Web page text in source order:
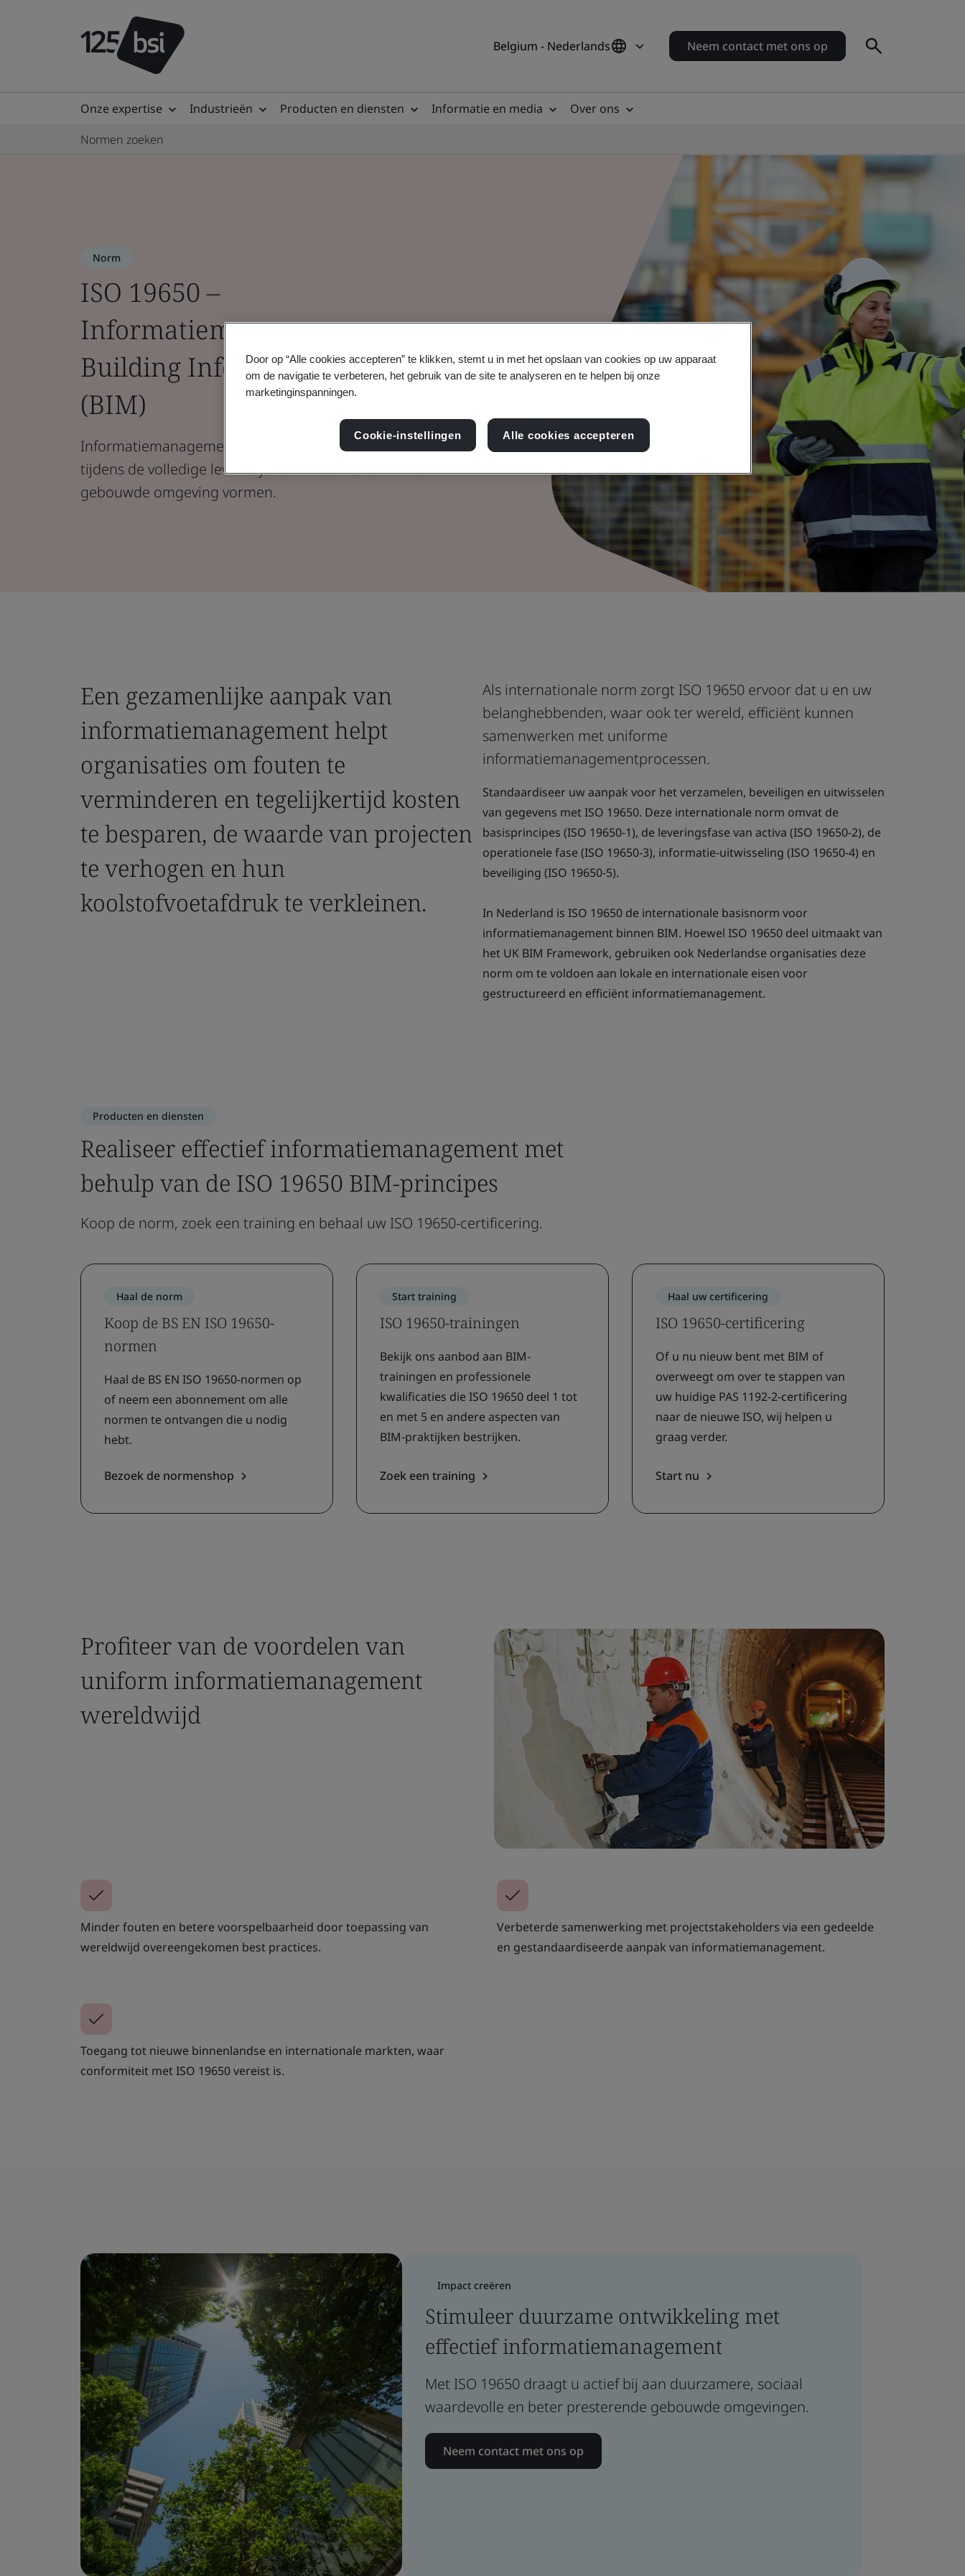
Belgium - Nederlands Neem contact met ons op
Onze expertise Industrieën Producten en diensten Informatie en media
Over ons
Normen zoeken
Norm
ISO 19650 –
Informatiemanagement met
Building Information Modelling
(BIM)
Informatiemanagement ondersteunt betere besluitvorming
tijdens de volledige levenscyclus van de activa die de
gebouwde omgeving vormen.
Een gezamenlijke aanpak van
informatiemanagement helpt
organisaties om fouten te
verminderen en tegelijkertijd kosten
te besparen, de waarde van projecten
te verhogen en hun
koolstofvoetafdruk te verkleinen.
Als internationale norm zorgt ISO 19650 ervoor dat u en uw
belanghebbenden, waar ook ter wereld, efficiënt kunnen
samenwerken met uniforme
informatiemanagementprocessen.
Standaardiseer uw aanpak voor het verzamelen, beveiligen en uitwisselen
van gegevens met ISO 19650. Deze internationale norm omvat de
basisprincipes (ISO 19650-1), de leveringsfase van activa (ISO 19650-2), de
operationele fase (ISO 19650-3), informatie-uitwisseling (ISO 19650-4) en
beveiliging (ISO 19650-5).
In Nederland is ISO 19650 de internationale basisnorm voor
informatiemanagement binnen BIM. Hoewel ISO 19650 deel uitmaakt van
het UK BIM Framework, gebruiken ook Nederlandse organisaties deze
norm om te voldoen aan lokale en internationale eisen voor
gestructureerd en efficiënt informatiemanagement.
Producten en diensten
Realiseer effectief informatiemanagement met
behulp van de ISO 19650 BIM-principes
Koop de norm, zoek een training en behaal uw ISO 19650-certificering.
Haal de norm
Koop de BS EN ISO 19650-
normen
Haal de BS EN ISO 19650-normen op
of neem een ​​abonnement om alle
normen te ontvangen die u nodig
hebt.
Bezoek de normenshop
Start training
ISO 19650-trainingen
Bekijk ons ​​aanbod aan BIM-
trainingen en professionele
kwalificaties die ISO 19650 deel 1 tot
en met 5 en andere aspecten van
BIM-praktijken bestrijken.
Zoek een training
Haal uw certificering
ISO 19650-certificering
Of u nu nieuw bent met BIM of
overweegt om over te stappen van
uw huidige PAS 1192-2-certificering
naar de nieuwe ISO, wij helpen u
graag verder.
Start nu
Profiteer van de voordelen van
uniform informatiemanagement
wereldwijd
Minder fouten en betere voorspelbaarheid door toepassing van
wereldwijd overeengekomen best practices.
Verbeterde samenwerking met projectstakeholders via een gedeelde
en gestandaardiseerde aanpak van informatiemanagement.
Toegang tot nieuwe binnenlandse en internationale markten, waar
conformiteit met ISO 19650 vereist is.
Impact creëren
Stimuleer duurzame ontwikkeling met
effectief informatiemanagement
Met ISO 19650 draagt u actief bij aan duurzamere, sociaal
waardevolle en beter presterende gebouwde omgevingen.
Neem contact met ons op
Door op “Alle cookies accepteren” te klikken, stemt u in met het opslaan van cookies op uw apparaat
om de navigatie te verbeteren, het gebruik van de site te analyseren en te helpen bij onze
marketinginspanningen.
Cookie-instellingen Alle cookies accepteren